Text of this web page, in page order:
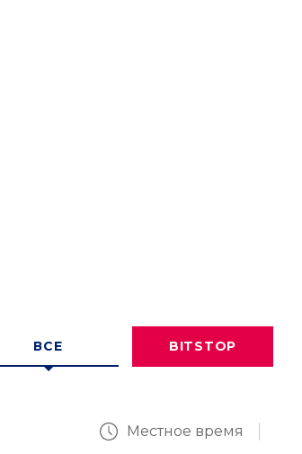
ВСЕ BITSTOP
Местное время